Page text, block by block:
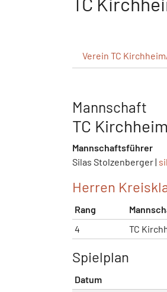
Verein TC
Mannschaft
TC
Mannschaftsführer
Silas Stolzenberger |
Herren
Rang
4
TC
Spielplan
Datum